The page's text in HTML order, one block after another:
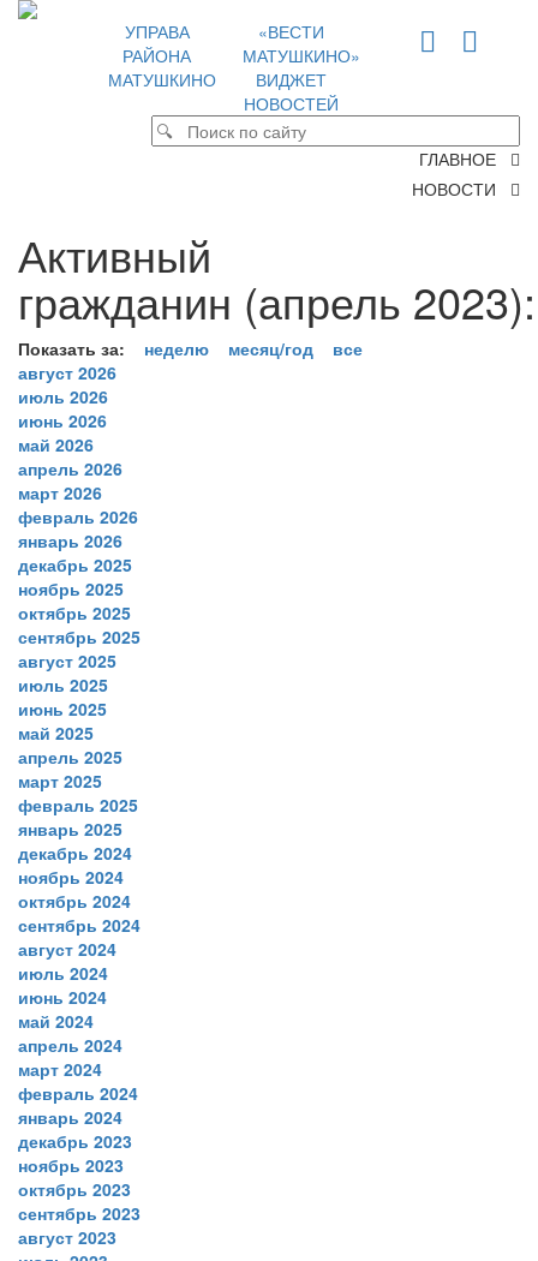
УПРАВА
РАЙОНА
МАТУШКИНО
«ВЕСТИ
МАТУШКИНО»
ВИДЖЕТ
НОВОСТЕЙ
ГЛАВНОЕ
НОВОСТИ
Активный
гражданин (апрель 2023):
Показать за: неделю месяц/год
все
август 2026
июль 2026
июнь 2026
май 2026
апрель 2026
март 2026
февраль 2026
январь 2026
декабрь 2025
ноябрь 2025
октябрь 2025
сентябрь 2025
август 2025
июль 2025
июнь 2025
май 2025
апрель 2025
март 2025
февраль 2025
январь 2025
декабрь 2024
ноябрь 2024
октябрь 2024
сентябрь 2024
август 2024
июль 2024
июнь 2024
май 2024
апрель 2024
март 2024
февраль 2024
январь 2024
декабрь 2023
ноябрь 2023
октябрь 2023
сентябрь 2023
август 2023